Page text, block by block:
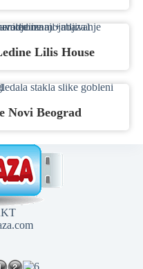
Lilis House
Novi Beograd